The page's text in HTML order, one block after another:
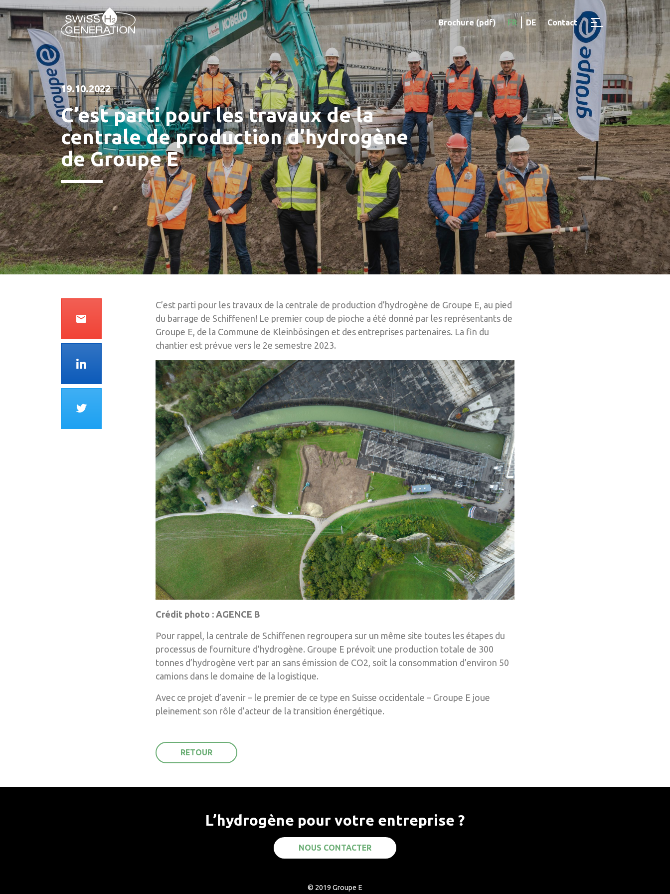
Brochure (pdf) FR DE Contact
19.10.2022
C’est parti pour les travaux de la
centrale de production d’hydrogène
de Groupe E
C’est parti pour les travaux de la centrale de production d’hydrogène de Groupe E, au pied
du barrage de Schiffenen! Le premier coup de pioche a été donné par les représentants de
Groupe E, de la Commune de Kleinbösingen et des entreprises partenaires. La fin du
chantier est prévue vers le 2e semestre 2023.
Crédit photo : AGENCE B
Pour rappel, la centrale de Schiffenen regroupera sur un même site toutes les étapes du
processus de fourniture d’hydrogène. Groupe E prévoit une production totale de 300
tonnes d’hydrogène vert par an sans émission de CO2, soit la consommation d’environ 50
camions dans le domaine de la logistique.
Avec ce projet d’avenir – le premier de ce type en Suisse occidentale – Groupe E joue
pleinement son rôle d’acteur de la transition énergétique.
email
RETOUR
L’hydrogène pour votre entreprise ?
NOUS CONTACTER
© 2019 Groupe E